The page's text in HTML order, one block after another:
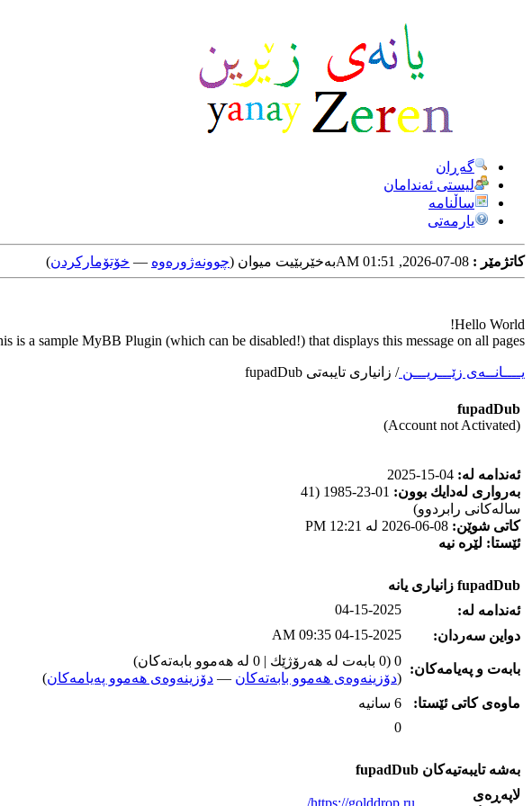
گه‌ڕان
لیستی ئه‌ندامان
ساڵنامه
یارمه‌تی
کاتژمێر : به‌خێربێیت میوان (چوونه‌ژوره‌وه‌ — خۆتۆمارکردن)
Hello World!
is a sample MyBB Plugin (which can be disabled!) that displays this message on all pages.
یــــانــه‌ی زێـــریـــن/ زانیاری تایبه‌تی fupadDub
fupadDub
(Account not Activated)
ئه‌ندامه‌ له‌:
به‌رواری له‌دایك بوون:
01-23-1985 (41
ساله‌كانی رابردوو)
كاتی شوێن:
ئێستا: لێره‌ نیه‌
fupadDub زانیاری یانه‌
ئه‌ندامه‌ له‌:
04-15-2025
دواین سه‌ردان:
04-15-2025 09:35 AM
بابه‌ت و په‌یامه‌کان:
0 (0 بابه‌ت له‌ هه‌رۆژێك | 0 له‌ هه‌موو بابه‌ته‌كان)
(دۆزینه‌وه‌ی هه‌موو بابه‌ته‌کان — دۆزینه‌وه‌ی هه‌موو په‌یامه‌کان)
ماوه‌ی كاتی ئێستا:
6 سانیه‌
0
به‌شه‌ تایبه‌تیه‌کان fupadDub
لاپه‌ڕه‌ی
https://golddrop.ru/